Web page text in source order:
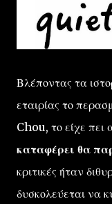
Βλέποντας τα
εταιρίας το
Chou, το είχε πει
καταφέρει θα
κριτικές ήταν
δυσκολεύεται να